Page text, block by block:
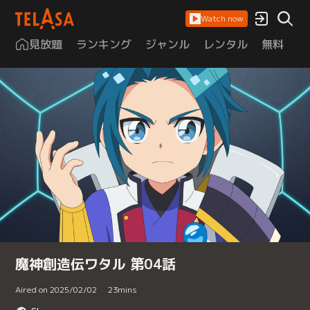
Watch now
見放題 ランキング ジャンル レンタル 無料
魔神創造伝ワタル 第04話
Aired on 2025/02/02 23mins